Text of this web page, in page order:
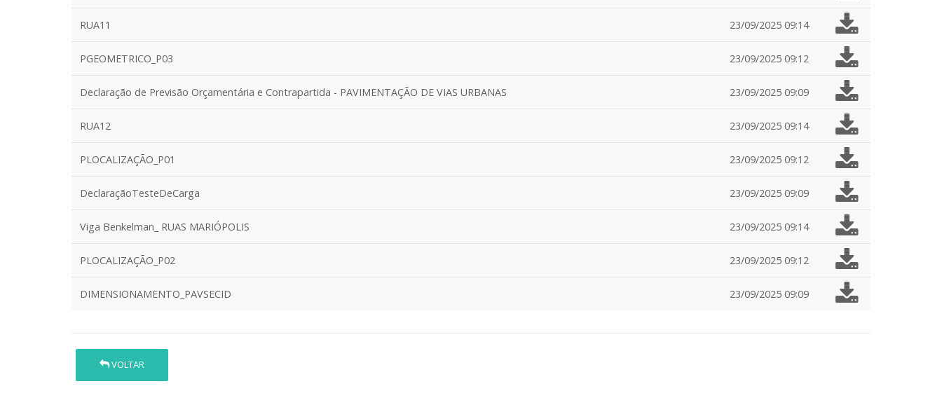
RUA11 23/09/2025 09:14
PGEOMETRICO_P03 23/09/2025 09:12
Declaração de Previsão Orçamentária e Contrapartida - PAVIMENTAÇÃO DE VIAS URBANAS 23/09/2025 09:09
RUA12 23/09/2025 09:14
PLOCALIZAÇÃO_P01 23/09/2025 09:12
DeclaraçãoTesteDeCarga 23/09/2025 09:09
Viga Benkelman_ RUAS MARIÓPOLIS 23/09/2025 09:14
PLOCALIZAÇÃO_P02 23/09/2025 09:12
DIMENSIONAMENTO_PAVSECID 23/09/2025 09:09
VOLTAR